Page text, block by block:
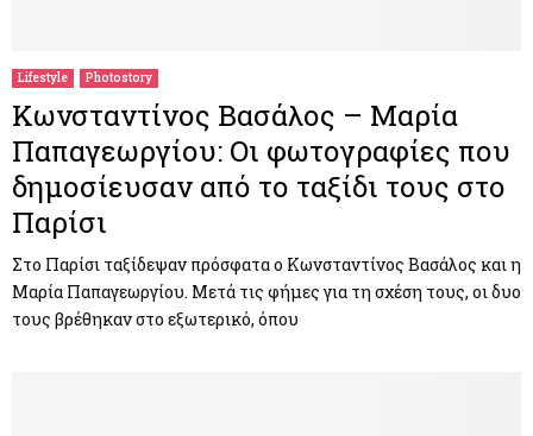
E
N
U
Lifestyle Photostory
Κωνσταντίνος Βασάλος – Μαρία
Παπαγεωργίου: Οι φωτογραφίες που
δημοσίευσαν από το ταξίδι τους στο
Παρίσι
Στο Παρίσι ταξίδεψαν πρόσφατα ο Κωνσταντίνος Βασάλος και η
Μαρία Παπαγεωργίου. Μετά τις φήμες για τη σχέση τους, οι δυο
τους βρέθηκαν στο εξωτερικό, όπου